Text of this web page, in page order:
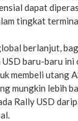
dapat
tingkat
berlanjut,
baru-baru ini
membeli utang
mungkin lebih
Rally USD